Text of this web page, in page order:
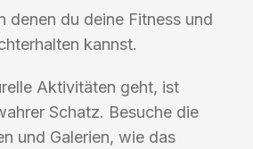
denen du deine Fitness und
kannst.
Aktivitäten geht, ist
Schatz. Besuche die
und Galerien, wie das